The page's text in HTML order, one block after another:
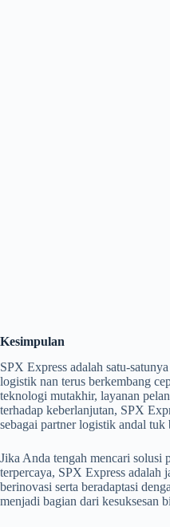
Kesimpulan
SPX Express adalah satu-
logistik nan terus berkembang
teknologi mutakhir, layanan
terhadap keberlanjutan, SPX
sebagai partner logistik andal tuk
Jika Anda tengah mencari solusi
terpercaya, SPX Express adalah
berinovasi serta beradaptasi
menjadi bagian dari kesuksesan